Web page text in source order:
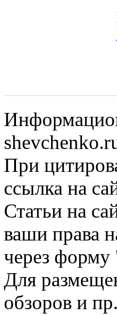
При
ссылка на
Статьи на
ваши права
через
Для
обзоров и